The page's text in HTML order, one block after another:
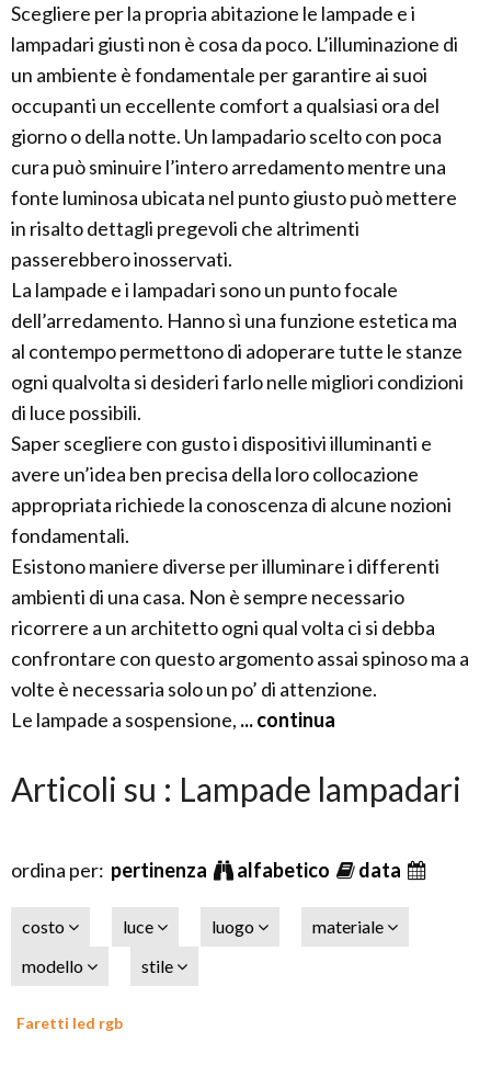
Scegliere per la propria abitazione le lampade e i
lampadari giusti non è cosa da poco. L’illuminazione di
un ambiente è fondamentale per garantire ai suoi
occupanti un eccellente comfort a qualsiasi ora del
giorno o della notte. Un lampadario scelto con poca
cura può sminuire l’intero arredamento mentre una
fonte luminosa ubicata nel punto giusto può mettere
in risalto dettagli pregevoli che altrimenti
passerebbero inosservati.
La lampade e i lampadari sono un punto focale
dell’arredamento. Hanno sì una funzione estetica ma
al contempo permettono di adoperare tutte le stanze
ogni qualvolta si desideri farlo nelle migliori condizioni
di luce possibili.
Saper scegliere con gusto i dispositivi illuminanti e
avere un’idea ben precisa della loro collocazione
appropriata richiede la conoscenza di alcune nozioni
fondamentali.
Esistono maniere diverse per illuminare i differenti
ambienti di una casa. Non è sempre necessario
ricorrere a un architetto ogni qual volta ci si debba
confrontare con questo argomento assai spinoso ma a
volte è necessaria solo un po’ di attenzione.
Le lampade a sospensione, ... continua
Articoli su : Lampade lampadari
ordina per: pertinenza alfabetico data
costo luce luogo
materiale
modello
stile
Faretti led rgb